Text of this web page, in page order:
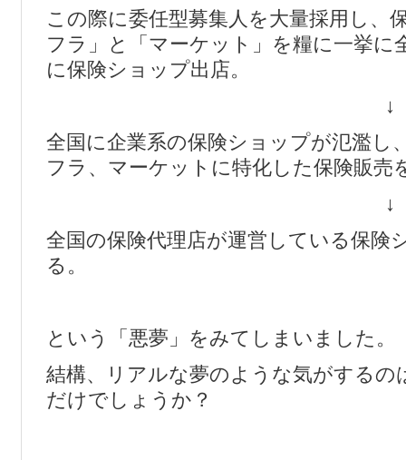
この際に委任型募集人を大量採用し、
フラ」と「マーケット」を糧に一挙に
に保険ショップ出店。
↓
全国に企業系の保険ショップが氾濫し
フラ、マーケットに特化した保険販売
↓
全国の保険代理店が運営している保険
る。
という「悪夢」をみてしまいました。
結構、リアルな夢のような気がするの
だけでしょうか？